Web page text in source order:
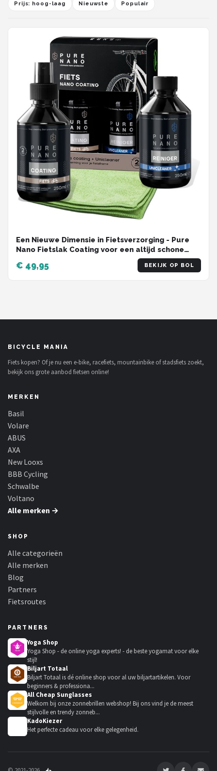
Prijs: hoog-laag Nieuwste Populair
Een Nieuwe Dimensie in Fietsverzorging - Pure
Nano Fietslak Coating voor een altijd schone
€ 49,95 BEKIJK OP BOL
BICYCLE MANIA
Fiets kopen? Of je nu een e-bike, racefiets, mountainbike of stadsfiets zoekt,
bekijk ons grote aanbod fietsen online!
MERKEN
Basil
Volare
ABUS
AXA
New Looxs
BBB Cycling
Schwalbe
Voltano
Alle merken →
SHOP
Alle categorieën
Alle merken
Blog
Partners
Fietsroutes
PARTNERS
Yoga Shop
Yoga Shop - de online yoga experts! - de beste yogamat voor elke
stijl!
Biljart Totaal
Biljart Totaal is dé online shop voor al uw biljartartikelen. Voor
beginners & professiona...
All Cheap Sunglasses
Welkom bij onze zonnebrillen webshop! Bij ons vind je de meest
stijlvolle en trendy zonneb...
KadoKiezer
Het perfecte cadeau voor elke gelegenheid.